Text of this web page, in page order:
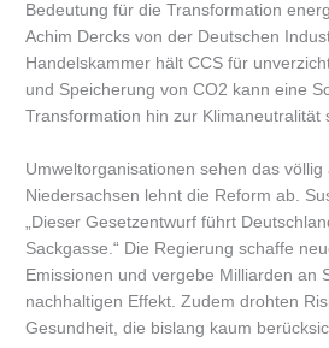
Bedeutung für die Transformation
Achim Dercks von der Deutschen
Handelskammer hält CCS für
und Speicherung von CO2 kann eine
Transformation hin zur Klimaneutralität
Umweltorganisationen sehen das völlig
Niedersachsen lehnt die Reform ab.
„Dieser Gesetzentwurf führt
Sackgasse.“ Die Regierung schaffe
Emissionen und vergebe Milliarden an
nachhaltigen Effekt. Zudem drohten
Gesundheit, die bislang kaum